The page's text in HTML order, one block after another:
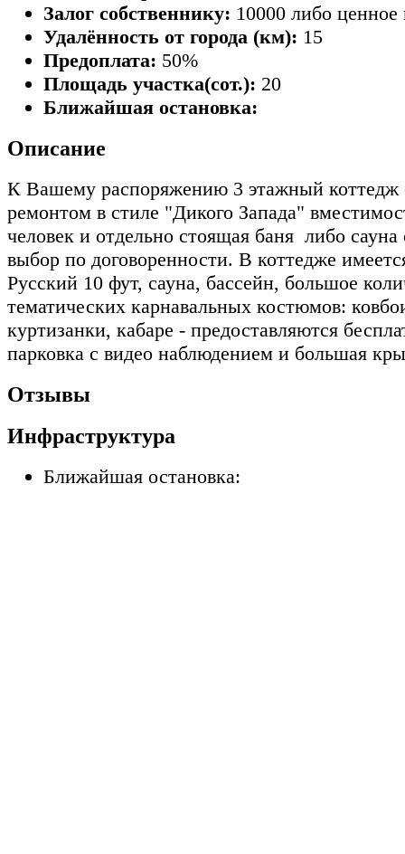
Залог собственнику: 10000 либо
Удалённость от города (км): 15
Предоплата: 50%
Площадь участка(сот.): 20
Ближайшая остановка:
Описание
К Вашему распоряжению 3 этажный коттедж
ремонтом в стиле "Дикого Запада"
человек и отдельно стоящая баня либо
выбор по договоренности. В коттедже
Русcкий 10 фут, сауна, бассейн, большое
тематических карнавальных костюмов:
куртизанки, кабаре - предоставляются
парковка с видео наблюдением и большая
Отзывы
Инфраструктура
Ближайшая остановка: